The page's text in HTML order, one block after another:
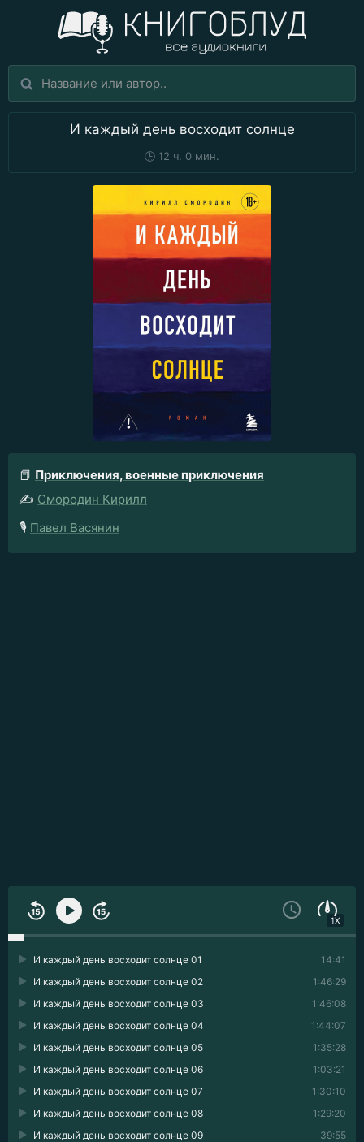
И каждый день восходит солнце
🕒 12 ч. 0 мин.
📕 Приключения, военные приключения
✍️ Смородин Кирилл
🎙️ Павел Васянин
1X
14:41
И каждый день восходит солнце 01
1:46:29
И каждый день восходит солнце 02
1:46:08
И каждый день восходит солнце 03
1:44:07
И каждый день восходит солнце 04
1:35:28
И каждый день восходит солнце 05
1:03:21
И каждый день восходит солнце 06
1:30:10
И каждый день восходит солнце 07
1:29:20
И каждый день восходит солнце 08
39:55
И каждый день восходит солнце 09